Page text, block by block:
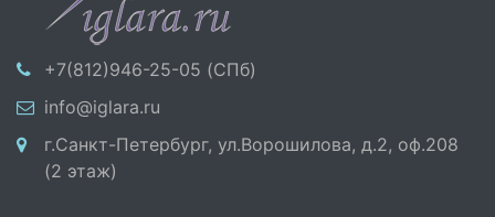
+7(812)946-25-05 (СПб)
info@iglara.ru
г.Санкт-Петербург, ул.Ворошилова, д.2, оф.208
(2 этаж)